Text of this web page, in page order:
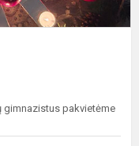
gimnazistus pakvietėme